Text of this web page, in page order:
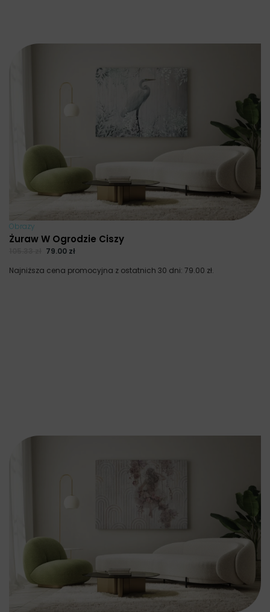
Obrazy
Żuraw W Ogrodzie Ciszy
79.00 zł
Najniższa cena promocyjna z ostatnich 30 dni: 79.00 zł.